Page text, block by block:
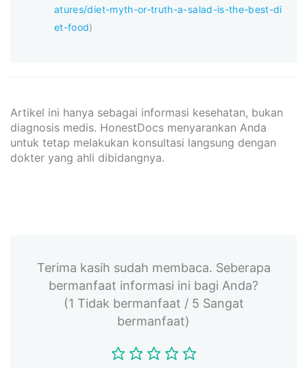
atures/diet-myth-or-truth-a-salad-is-the-best-di
et-food)
Artikel ini hanya sebagai informasi kesehatan, bukan
diagnosis medis. HonestDocs menyarankan Anda
untuk tetap melakukan konsultasi langsung dengan
dokter yang ahli dibidangnya.
Terima kasih sudah membaca. Seberapa
bermanfaat informasi ini bagi Anda?
(1 Tidak bermanfaat / 5 Sangat
bermanfaat)